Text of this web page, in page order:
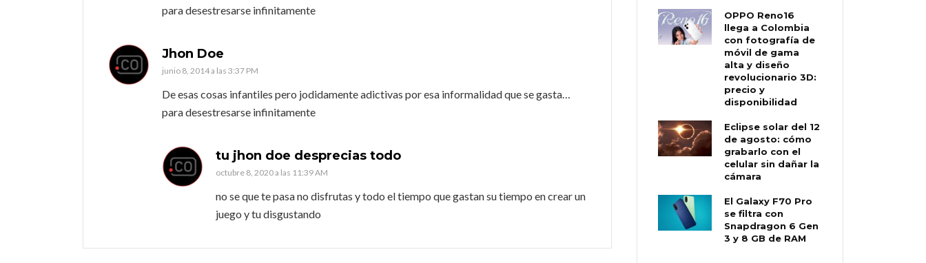
para desestresarse infinitamente
Jhon Doe
junio 8, 2014 a las 3:37 PM
De esas cosas infantiles pero jodidamente adictivas por esa informalidad que se gasta…
para desestresarse infinitamente
tu jhon doe desprecias todo
octubre 8, 2020 a las 11:39 AM
no se que te pasa no disfrutas y todo el tiempo que gastan su tiempo en crear un
juego y tu disgustando
OPPO Reno16
llega a Colombia
con fotografía de
móvil de gama
alta y diseño
revolucionario 3D:
precio y
disponibilidad
Eclipse solar del 12
de agosto: cómo
grabarlo con el
celular sin dañar la
cámara
El Galaxy F70 Pro
se filtra con
Snapdragon 6 Gen
3 y 8 GB de RAM